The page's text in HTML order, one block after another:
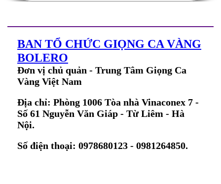
BAN TỔ CHỨC GIỌNG CA VÀNG
BOLERO
Đơn vị chủ quản - Trung Tâm Giọng Ca
Vàng Việt Nam
Địa chỉ: Phòng 1006 Tòa nhà Vinaconex 7 -
Số 61 Nguyễn Văn Giáp - Từ Liêm - Hà
Nội.
Số điện thoại: 0978680123 - 0981264850.